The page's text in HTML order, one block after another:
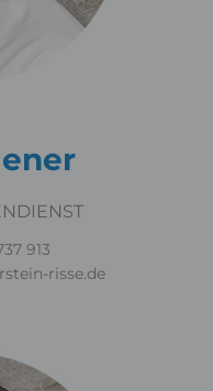
913
risse.de